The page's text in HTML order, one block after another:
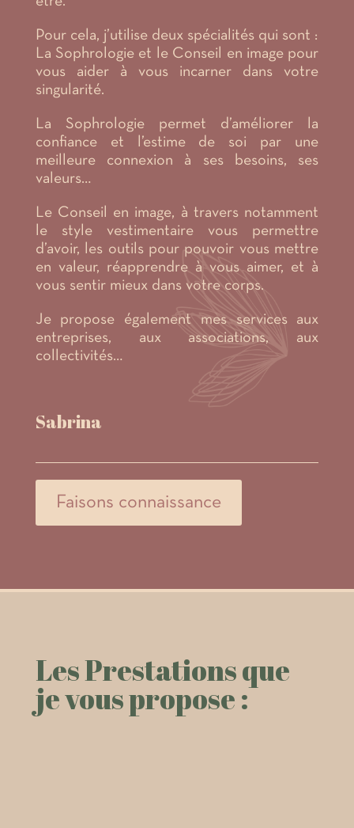
Pour cela, j’utilise deux spécialités qui sont :
La Sophrologie et le Conseil en image pour
vous aider à vous incarner dans votre
singularité.
La Sophrologie permet d’améliorer la
confiance et l’estime de soi par une
meilleure connexion à ses besoins, ses
valeurs…
Le Conseil en image, à travers notamment
le style vestimentaire vous permettre
d’avoir, les outils pour pouvoir vous mettre
en valeur, réapprendre à vous aimer, et à
vous sentir mieux dans votre corps.
Je propose également mes services aux
entreprises, aux associations, aux
collectivités…
Sabrina
Faisons connaissance
Les Prestations que
je vous propose :